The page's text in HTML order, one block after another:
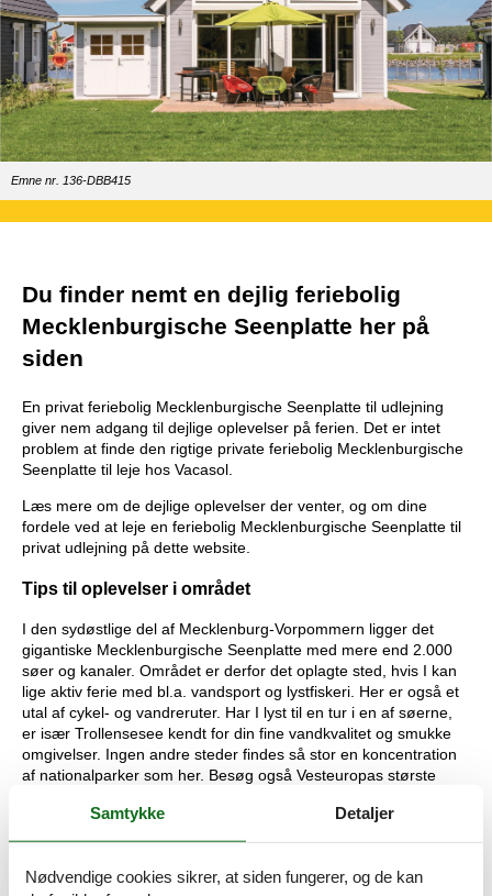
Emne nr. 136-DBB415
Du finder nemt en dejlig feriebolig
Mecklenburgische Seenplatte her på
siden
En privat feriebolig Mecklenburgische Seenplatte til udlejning
giver nem adgang til dejlige oplevelser på ferien. Det er intet
problem at finde den rigtige private feriebolig Mecklenburgische
Seenplatte til leje hos Vacasol.
Læs mere om de dejlige oplevelser der venter, og om dine
fordele ved at leje en feriebolig Mecklenburgische Seenplatte til
privat udlejning på dette website.
Tips til oplevelser i området
I den sydøstlige del af Mecklenburg-Vorpommern ligger det
gigantiske Mecklenburgische Seenplatte med mere end 2.000
søer og kanaler. Området er derfor det oplagte sted, hvis I kan
lige aktiv ferie med bl.a. vandsport og lystfiskeri. Her er også et
utal af cykel- og vandreruter. Har I lyst til en tur i en af søerne,
er især Trollensesee kendt for din fine vandkvalitet og smukke
omgivelser. Ingen andre steder findes så stor en koncentration
af nationalparker som her. Besøg også Vesteuropas største
omgivelser, og hvor børnene vil elske skovlegepladsen og
naturoplevelsesstien.
Mecklenburgische Seenplatte er det perfekte feriested for den
Samtykke Detaljer
Nødvendige cookies sikrer, at siden fungerer, og de kan